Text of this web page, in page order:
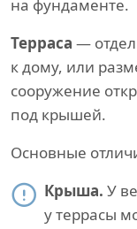
на фундаменте.
Терраса —
к дому, или
сооружение
под крышей.
Основные
Крыша. У
у террасы